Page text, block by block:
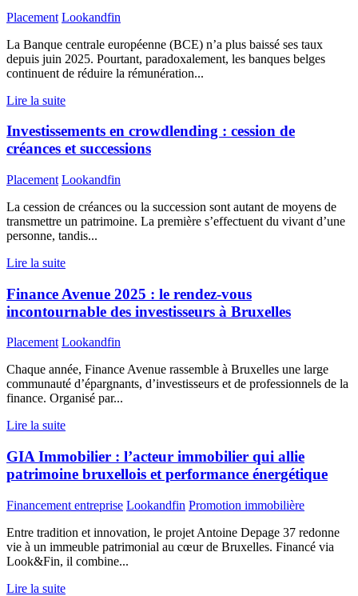
Placement Lookandfin
La Banque centrale européenne (BCE) n’a plus baissé ses taux
depuis juin 2025. Pourtant, paradoxalement, les banques belges
continuent de réduire la rémunération...
Lire la suite
Investissements en crowdlending : cession de
créances et successions
Placement Lookandfin
La cession de créances ou la succession sont autant de moyens de
transmettre un patrimoine. La première s’effectuent du vivant d’une
personne, tandis...
Lire la suite
Finance Avenue 2025 : le rendez-vous
incontournable des investisseurs à Bruxelles
Placement Lookandfin
Chaque année, Finance Avenue rassemble à Bruxelles une large
communauté d’épargnants, d’investisseurs et de professionnels de la
finance. Organisé par...
Lire la suite
GIA Immobilier : l’acteur immobilier qui allie
patrimoine bruxellois et performance énergétique
Financement entreprise Lookandfin Promotion immobilière
Entre tradition et innovation, le projet Antoine Depage 37 redonne
vie à un immeuble patrimonial au cœur de Bruxelles. Financé via
Look&Fin, il combine...
Lire la suite